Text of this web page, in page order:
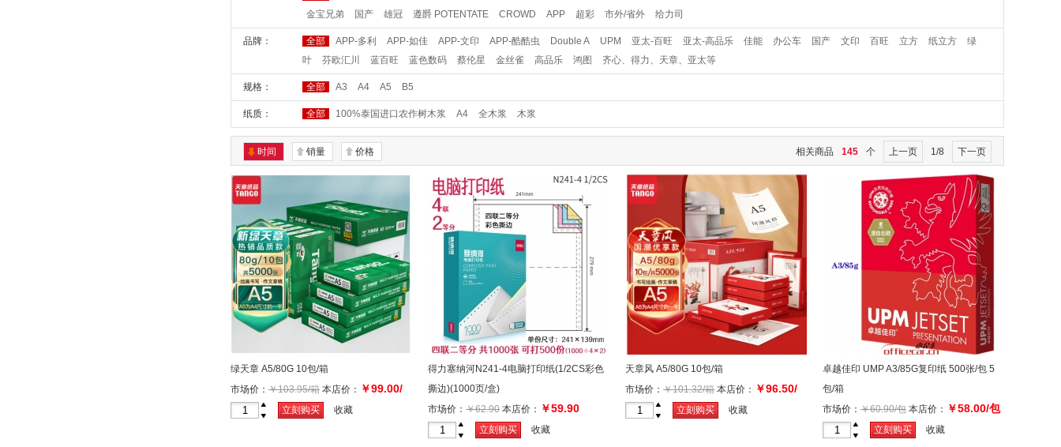
金宝兄弟
国产 雄冠 遵爵 POTENTATE CROWD APP 超彩 市外/省外 给力司
品牌： 全部 APP-多利 APP-如佳 APP-文印 APP-酷酷虫 Double A UPM 亚太-百旺 亚太-高品乐 佳能 办公车 国产 文印 百旺 立方 纸立方
绿
叶
芬欧汇川 蓝百旺 蓝色数码 蔡伦星 金丝雀 高品乐 鸿图 齐心、得力、天章、亚太等
规格： 全部 A3 A4 A5 B5
纸质： 全部 100%泰国进口农作树木浆 A4 全木浆 木浆
时间 销量 价格 相关商品 145 个 上一页 1/8 下一页
绿天章 A5/80G 10包/箱
市场价： ￥103.95/箱 本店价： ￥99.00/
-
立刻购买 收藏
得力塞纳河N241-4电脑打印纸(1/2CS彩色
撕边)(1000页/盒)
市场价： ￥62.90 本店价： ￥59.90
-
立刻购买 收藏
天章风 A5/80G 10包/箱
市场价： ￥101.32/箱 本店价： ￥96.50/
-
立刻购买 收藏
卓越佳印 UMP A3/85G复印纸 500张/包 5
包/箱
市场价： ￥60.90/包 本店价： ￥58.00/包
-
立刻购买 收藏